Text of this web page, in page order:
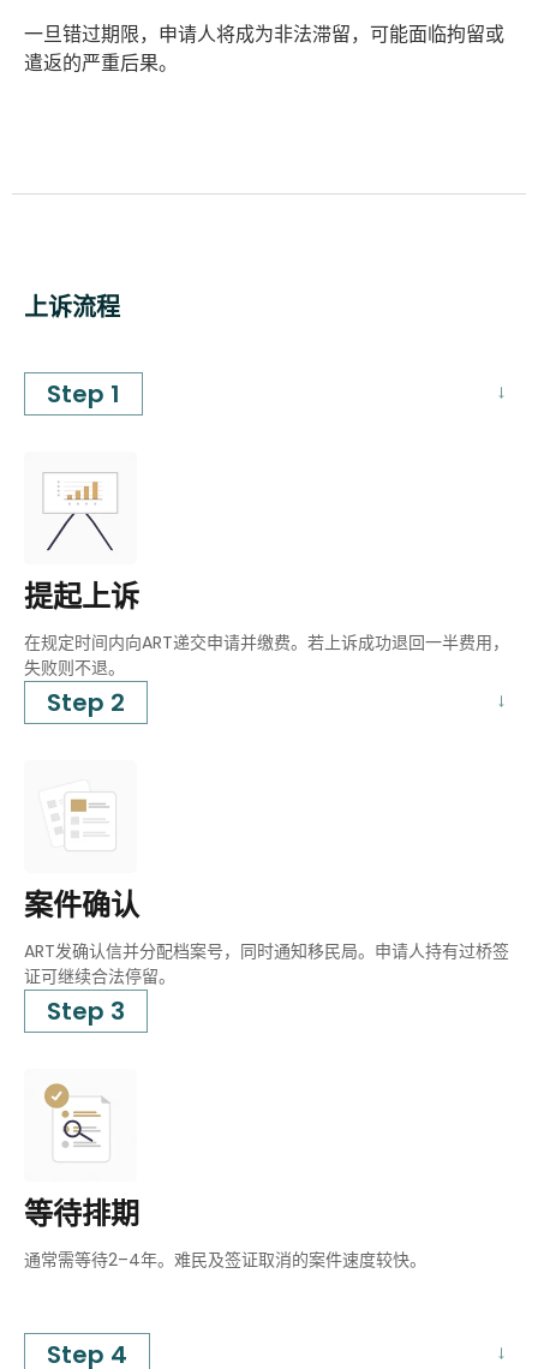
一旦错过期限，申请人将成为非法滞留，可能面临拘留或
遣返的严重后果。
上诉流程
Step 1
提起上诉
在规定时间内向ART递交申请并缴费。若上诉成功退回一半费用，
失败则不退。
Step 2
案件确认
ART发确认信并分配档案号，同时通知移民局。申请人持有过桥签
证可继续合法停留。
Step 3
等待排期
通常需等待2–4年。难民及签证取消的案件速度较快。
Step 4